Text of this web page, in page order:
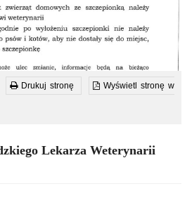
Drukuj stronę Wyświetl stronę w
Lekarza Weterynarii